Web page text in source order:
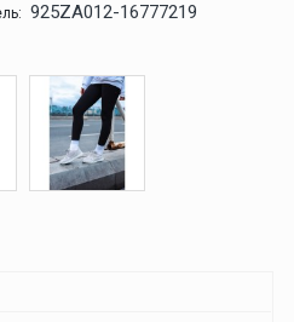
925ZA012-16777219